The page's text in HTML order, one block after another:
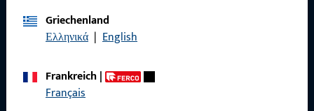
Griechenland
Ελληνικά | English
Frankreich|
Français
Schnelleinstieg
Produkte